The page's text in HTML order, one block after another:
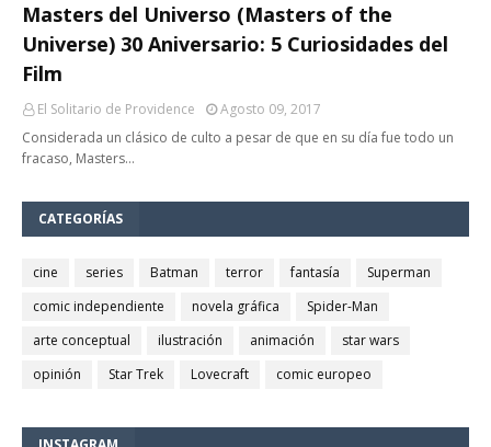
Masters del Universo (Masters of the
Universe) 30 Aniversario: 5 Curiosidades del
Film
El Solitario de Providence
Agosto 09, 2017
Considerada un clásico de culto a pesar de que en su día fue todo un
fracaso, Masters…
CATEGORÍAS
cine series Batman terror fantasía
Superman
comic independiente
novela gráfica
Spider-Man
arte conceptual
ilustración animación
star wars
opinión
Star Trek Lovecraft comic europeo